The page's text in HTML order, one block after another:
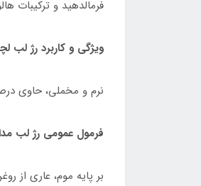
فرمالدهید و ترکیبات
ویژگی و کاربرد رژ لب
نرم و مخملی، حاوی
فرمول عمومی رژ لب
بر پایه موم، عاری از